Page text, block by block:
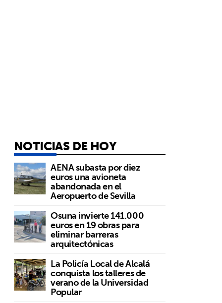
NOTICIAS DE HOY
AENA subasta por diez
euros una avioneta
abandonada en el
Aeropuerto de Sevilla
Osuna invierte 141.000
euros en 19 obras para
eliminar barreras
arquitectónicas
La Policía Local de Alcalá
conquista los talleres de
verano de la Universidad
Popular